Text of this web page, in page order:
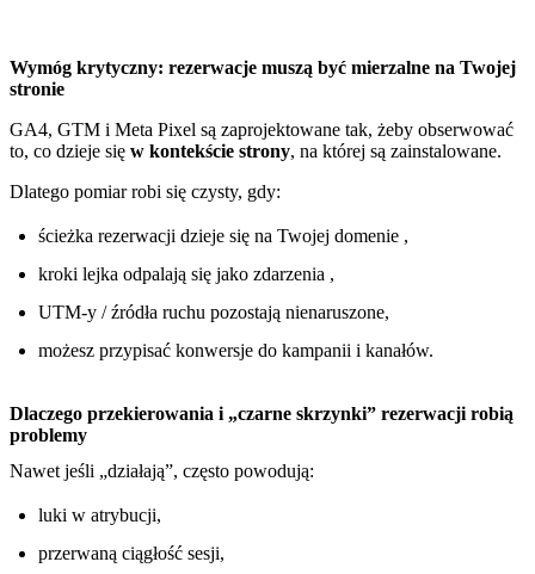
Wymóg krytyczny: rezerwacje muszą być mierzalne na Twojej
stronie
GA4, GTM i Meta Pixel są zaprojektowane tak, żeby obserwować
to, co dzieje się w kontekście strony, na której są zainstalowane.
Dlatego pomiar robi się czysty, gdy:
ścieżka rezerwacji dzieje się na Twojej domenie ,
kroki lejka odpalają się jako zdarzenia ,
UTM-y / źródła ruchu pozostają nienaruszone,
możesz przypisać konwersje do kampanii i kanałów.
Dlaczego przekierowania i „czarne skrzynki” rezerwacji robią
problemy
Nawet jeśli „działają”, często powodują:
luki w atrybucji,
przerwaną ciągłość sesji,